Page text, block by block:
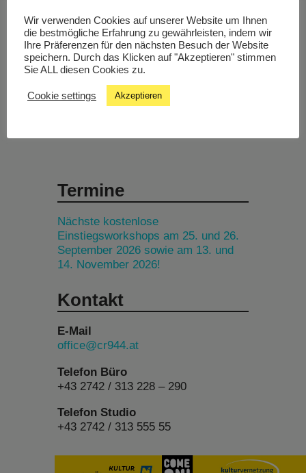
Livestream
Studiochat
Termine
Nächste kostenlose
Einstiegsworkshops am 25. und 26.
September 2026 sowie am 13. und
14. November 2026!
Kontakt
E-Mail
office@cr944.at
Telefon Büro
+43 2742 / 313 228 – 290
Telefon Studio
+43 2742 / 313 555 55
Wir verwenden Cookies auf unserer Website um Ihnen
die bestmögliche Erfahrung zu gewährleisten, indem wir
Ihre Präferenzen für den nächsten Besuch der Website
speichern. Durch das Klicken auf "Akzeptieren" stimmen
Sie ALL diesen Cookies zu.
Cookie settings Akzeptieren